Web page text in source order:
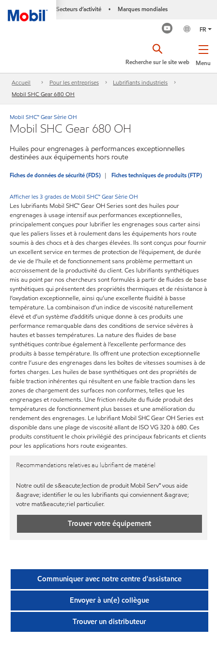
Secteurs d’activité • Marques mondiales
FR
Menu
Recherche sur le site web
Accueil Pour les entreprises
Lubrifiants industriels
Mobil SHC Gear 680 OH
Mobil SHC™ Gear Sèrie OH
Mobil SHC Gear 680 OH
Huiles pour engrenages à performances exceptionnelles
destinées aux équipements hors route
Fiches de données de sécurité (FDS) Fiches techniques de produits (FTP)
Afficher les 3 grades de Mobil SHC™ Gear Sèrie OH
Les lubrifiants Mobil SHC™ Gear OH Series sont des huiles pour
engrenages à usage intensif aux performances exceptionnelles,
principalement conçues pour lubrifier les engrenages sous carter ainsi
que les paliers lisses et à roulement dans les équipements hors route
soumis à des chocs et à des charges élevées. Ils sont conçus pour fournir
un excellent service en termes de protection de l’équipement, de durée
de vie de l’huile et de fonctionnement sans problème permettant un
accroissement de la productivité du client. Ces lubrifiants synthétiques
mis au point par nos chercheurs sont formulés à partir de fluides de base
synthétiques qui présentent des propriétés thermiques et de résistance à
l’oxydation exceptionnelle, ainsi qu’une excellente fluidité à basse
température. La combinaison d’un indice de viscosité naturellement
élevé et d’un système d’additifs unique donne à ces produits une
performance remarquable dans des conditions de service sévères à
hautes et basses températures. La nature des fluides de base
synthétiques contribue également à l’excellente performance des
produits à basse température. Ils offrent une protection exceptionnelle
contre l’usure des engrenages dans les boîtes de vitesses soumises à de
fortes charges. Les huiles de base synthétiques ont des propriétés de
faible traction inhérentes qui résultent en une faible traction dans les
zones de chargement des surfaces non conformes, telles que les
engrenages et roulements. Une friction réduite du fluide produit des
températures de fonctionnement plus basses et une amélioration du
rendement des engrenages. Le lubrifiant Mobil SHC Gear OH Series est
disponible dans une plage de viscosité allant de ISO VG 320 à 680. Ces
produits constituent le choix privilégié des principaux fabricants et clients
pour les applications hors route exigeantes.
Recommandations relatives au lubrifiant de matériel
Notre outil de s&eacute;lection de produit Mobil Serv℠ vous aide
&agrave; identifier le ou les lubrifiants qui conviennent &agrave;
votre mat&eacute;riel particulier.
Trouver votre équipement
Communiquer avec notre centre d'assistance
Envoyer à un(e) collègue
Trouver un distributeur